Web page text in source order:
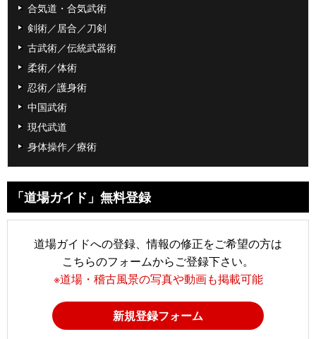
合気道・合気武術
剣術／居合／刀剣
古武術／伝統武器術
柔術／体術
忍術／護身術
中国武術
現代武道
身体操作／療術
「道場ガイド」無料登録
道場ガイドへの登録、情報の修正をご希望の方は
こちらのフォームからご登録下さい。
※道場・稽古風景の写真や動画も掲載可能
新規登録フォーム